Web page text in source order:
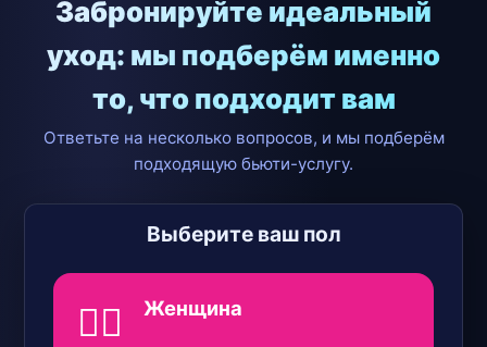
Забронируйте идеальный
уход: мы подберём именно
то, что подходит вам
Ответьте на несколько вопросов, и мы подберём
подходящую бьюти-услугу.
Выберите ваш пол
💁‍♀️ Женщина